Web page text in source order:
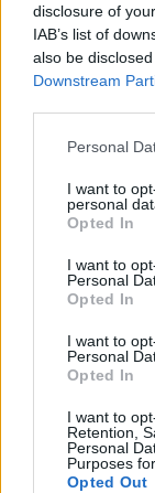
disclosure of
IAB’s list of
also be
Downstream
Please note
not limited to
grant or deny
use your data
consent section.
Personal
I want to
personal
Opted In
I want to
Personal
Opted In
I want to
Personal
Opted In
I want to
Retention,
Personal
Purposes
Opted Out
nekdo počuti,
lepo učno
V Dravogradu